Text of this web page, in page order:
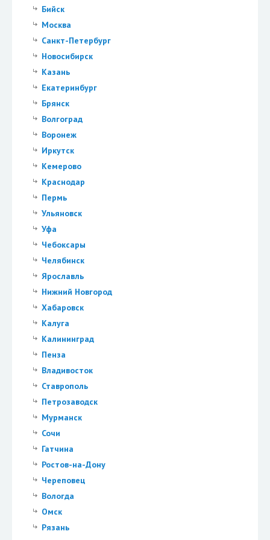
Бийск
Москва
Санкт-Петербург
Новосибирск
Казань
Екатеринбург
Брянск
Волгоград
Воронеж
Иркутск
Кемерово
Краснодар
Пермь
Ульяновск
Уфа
Чебоксары
Челябинск
Ярославль
Нижний Новгород
Хабаровск
Калуга
Калининград
Пенза
Владивосток
Ставрополь
Петрозаводск
Мурманск
Сочи
Гатчина
Ростов-на-Дону
Череповец
Вологда
Омск
Рязань